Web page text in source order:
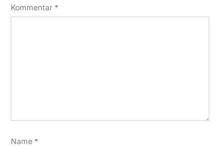
Kommentar *
Name *